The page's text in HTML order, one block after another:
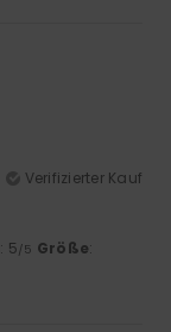
Verifizierter Kauf
: 5/5 Größe: